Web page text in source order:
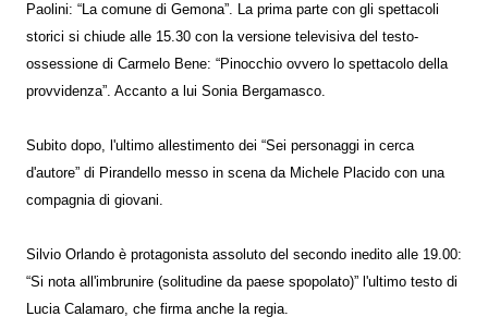
Paolini: “La comune di Gemona”. La prima parte con gli spettacoli
storici si chiude alle 15.30 con la versione televisiva del testo-
ossessione di Carmelo Bene: “Pinocchio ovvero lo spettacolo della
provvidenza”. Accanto a lui Sonia Bergamasco.
Subito dopo, l'ultimo allestimento dei “Sei personaggi in cerca
d'autore” di Pirandello messo in scena da Michele Placido con una
compagnia di giovani.
Silvio Orlando è protagonista assoluto del secondo inedito alle 19.00:
“Si nota all'imbrunire (solitudine da paese spopolato)” l'ultimo testo di
Lucia Calamaro, che firma anche la regia.